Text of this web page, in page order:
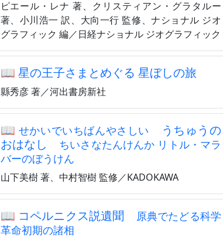
ピエール・レナ 著、クリスティアン・グラタルー
著、小川浩一 訳、大向一行 監修、ナショナル ジオ
グラフィック 編／日経ナショナル ジオグラフィック
📖 星の王子さまとめぐる 星ぼしの旅
縣秀彦 著／河出書房新社
📖 せかいでいちばんやさしい
うちゅうの
おはなし ちいさなたんけんか リトル・マラ
バーのぼうけん
山下美樹 著、中村智樹 監修／KADOKAWA
📖 コペルニクス説遺聞
原典でたどる科学
革命初期の諸相